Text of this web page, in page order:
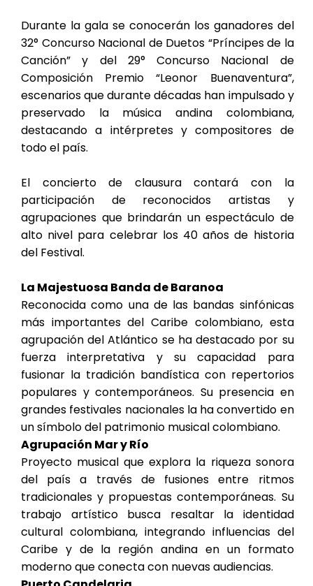
Durante la gala se conocerán los ganadores del
32° Concurso Nacional de Duetos “Príncipes de la
Canción” y del 29° Concurso Nacional de
Composición Premio “Leonor Buenaventura”,
escenarios que durante décadas han impulsado y
preservado la música andina colombiana,
destacando a intérpretes y compositores de
todo el país.
El concierto de clausura contará con la
participación de reconocidos artistas y
agrupaciones que brindarán un espectáculo de
alto nivel para celebrar los 40 años de historia
del Festival.
La Majestuosa Banda de Baranoa
Reconocida como una de las bandas sinfónicas
más importantes del Caribe colombiano, esta
agrupación del Atlántico se ha destacado por su
fuerza interpretativa y su capacidad para
fusionar la tradición bandística con repertorios
populares y contemporáneos. Su presencia en
grandes festivales nacionales la ha convertido en
un símbolo del patrimonio musical colombiano.
Agrupación Mar y Río
Proyecto musical que explora la riqueza sonora
del país a través de fusiones entre ritmos
tradicionales y propuestas contemporáneas. Su
trabajo artístico busca resaltar la identidad
cultural colombiana, integrando influencias del
Caribe y de la región andina en un formato
moderno que conecta con nuevas audiencias.